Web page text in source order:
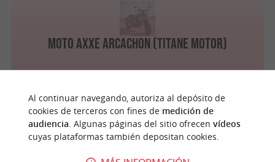
Moto Axxe Arcachon (Titane Motor)
n
u
e
s
t
r
o
f
a
v
o
r
i
t
o
Al continuar navegando, autoriza al depósito de
cookies de terceros con fines de medición de
audiencia. Algunas páginas del sitio ofrecen vídeos
cuyas plataformas también depositan cookies.